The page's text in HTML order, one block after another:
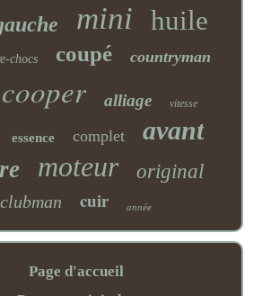
mini huile
chocs coupé countryman
cooper alliage vitesse
essence complet avant
moteur original
clubman cuir année
Page d'accueil